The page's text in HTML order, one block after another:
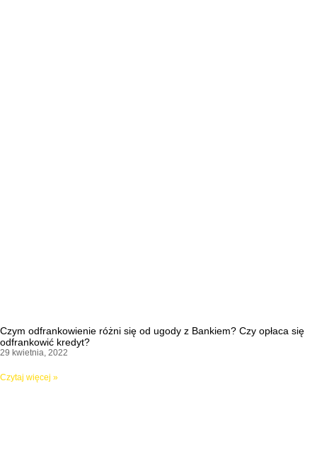
Czym odfrankowienie różni się od ugody z Bankiem? Czy opłaca się
odfrankowić kredyt?
29 kwietnia, 2022
Czytaj więcej »